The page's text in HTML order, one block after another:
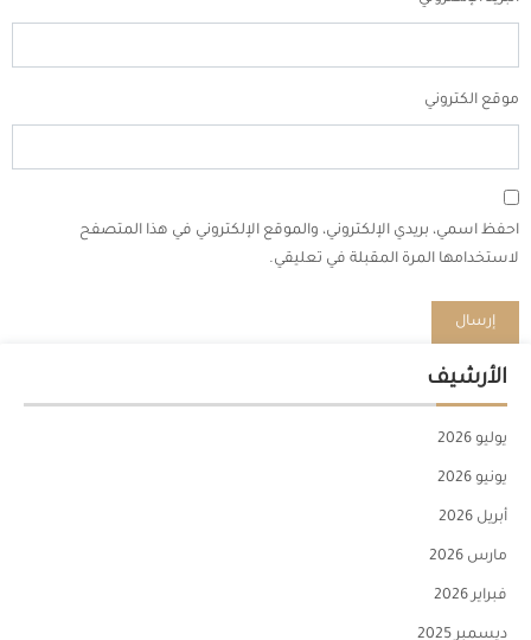
موقع الكتروني
احفظ اسمي، بريدي الإلكتروني، والموقع الإلكتروني في هذا المتصفح
لاستخدامها المرة المقبلة في تعليقي.
الأرشيف
يوليو 2026
يونيو 2026
أبريل 2026
مارس 2026
فبراير 2026
ديسمبر 2025